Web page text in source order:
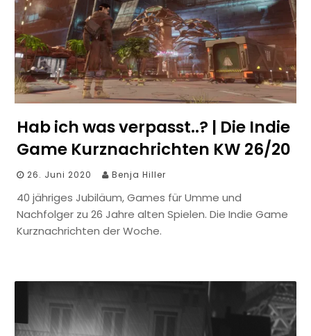
Hab ich was verpasst..? | Die Indie
Game Kurznachrichten KW 26/20
26. Juni 2020 Benja Hiller
40 jähriges Jubiläum, Games für Umme und
Nachfolger zu 26 Jahre alten Spielen. Die Indie Game
Kurznachrichten der Woche.